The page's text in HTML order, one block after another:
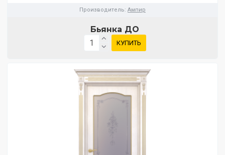
Производитель: Ампир
Бьянка ДО
КУПИТЬ